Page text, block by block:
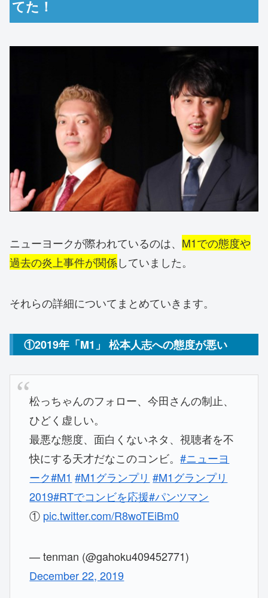
てた！
ニューヨークが際われているのは、 M1での態度や
過去の炎上事件が関係していました。
それらの詳細についてまとめていきます。
①2019年「M1」 松本人志への態度が悪い
松っちゃんのフォロー、今田さんの制止、
ひどく虚しい。
最悪な態度、面白くないネタ、視聴者を不
快にする天才だなこのコンビ。#ニューヨ
ーク#M1 #M1グランプリ #M1グランプリ
2019#RTでコンビを応援#パンツマン
① pic.twitter.com/R8woTEiBm0
— tenman (@gahoku409452771)
December 22, 2019